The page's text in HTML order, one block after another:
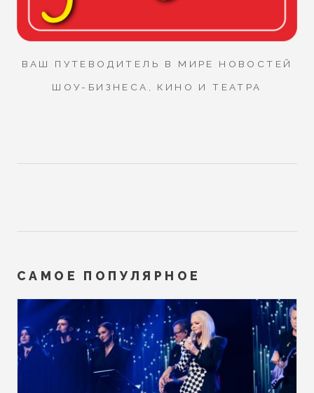
ВАШ ПУТЕВОДИТЕЛЬ В МИРЕ НОВОСТЕЙ
ШОУ-БИЗНЕСА, КИНО И ТЕАТРА
САМОЕ ПОПУЛЯРНОЕ